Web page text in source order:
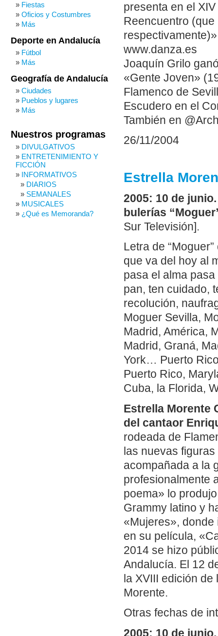
presenta en el
Reencuentro
www.danza.es
Joaquín Grilo
«Gente Joven»
Flamenco de
Escudero en el
También en
26/11/2004
Estrella
2005: 10 de
bulerías
Sur Televisión].
Letra de
que va del hoy al
pasa el alma
pan, ten cuidado,
recolución,
Moguer Sevilla,
Madrid, América,
Madrid, Graná,
York… Puerto
Puerto Rico,
Cuba, la Florida,
Estrella Morente
del cantaor
rodeada de
las nuevas
acompañada a la
profesionalmente
poema» lo
Grammy latino y
«Mujeres»,
en su película,
2014 se hizo
Andalucía. El 12
la XVIII edición
Morente.
Otras fechas de
2005: 10 de
Fiestas
Oficios y Costumbres
Más
Deporte en Andalucía
Fútbol
Más
Geografía de Andalucía
Ciudades
Pueblos y lugares
Más
Nuestros programas
DIVULGATIVOS
ENTRETENIMIENTO Y
FICCIÓN
INFORMATIVOS
DIARIOS
SEMANALES
MUSICALES
¿Qué es Memoranda?